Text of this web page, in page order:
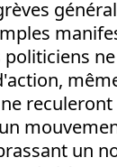
politiciens
reculeront
un